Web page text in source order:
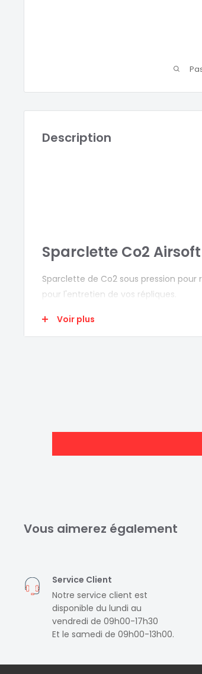
Description
Sparclette Co2
Sparclette de Co2 sous pression
pour l'entretien de vos répliques.
CARACTERISTIQUES
Contenance :12g de Co2
Voir plus
Vous aimerez également
Service Client
Notre service client est
disponible du lundi au
vendredi de 09h00-17h30
Et le samedi de 09h00-13h00.